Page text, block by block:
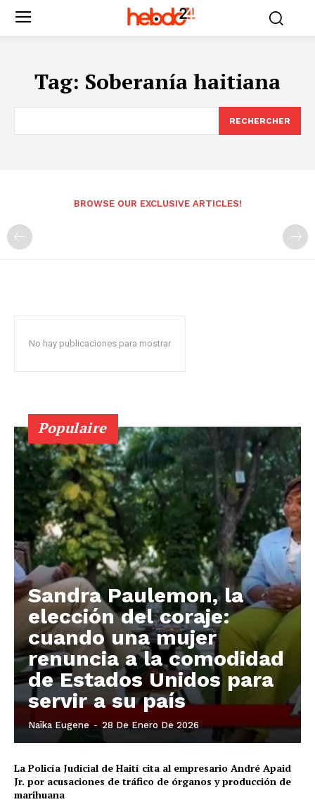
Tag: Soberanía haitiana
RECHERCHER
BROWSE OUR EXCLUSIVE ARTICLES!
No hay publicaciones para mostrar
Populaire
Sandra Paulemon, la
elección del coraje:
cuando una mujer
renuncia a la comodidad
de Estados Unidos para
servir a su país
Naïka Eugene - 28 De Enero De 2026
La Policía Judicial de Haití cita al empresario André Apaid
Jr. por acusaciones de tráfico de órganos y producción de
marihuana